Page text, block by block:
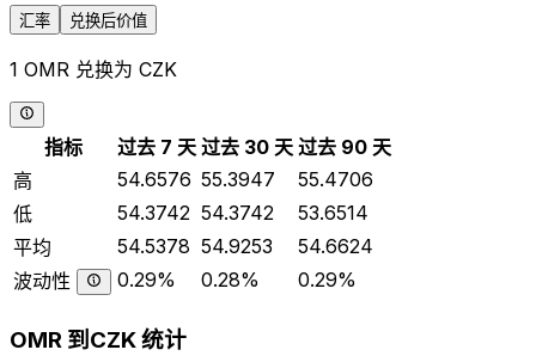
汇率 兑换后价值
1 OMR 兑换为 CZK
指标 过去 7 天 过去 30 天 过去 90 天
高
54.6576 55.3947
55.4706
低
54.3742 54.3742
53.6514
平均
54.5378 54.9253
54.6624
波动性
0.29% 0.28% 0.29%
OMR 到CZK 统计